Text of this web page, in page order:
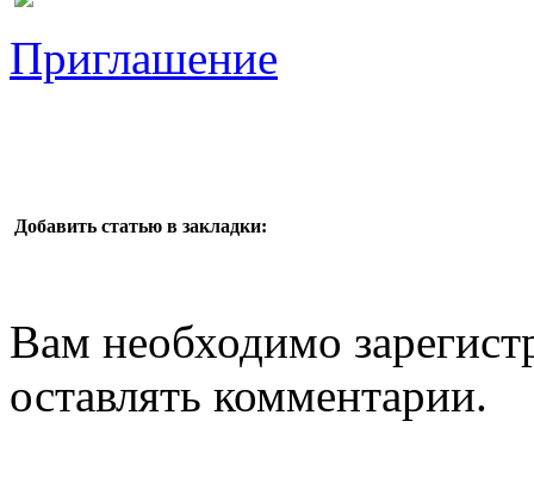
Приглашение
Добавить статью в закладки:
Вам необходимо
оставлять комментарии.